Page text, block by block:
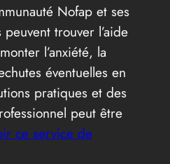
Nofap et ses
trouver l’aide
l’anxiété, la
éventuelles en
pratiques et des
peut être
ce service de